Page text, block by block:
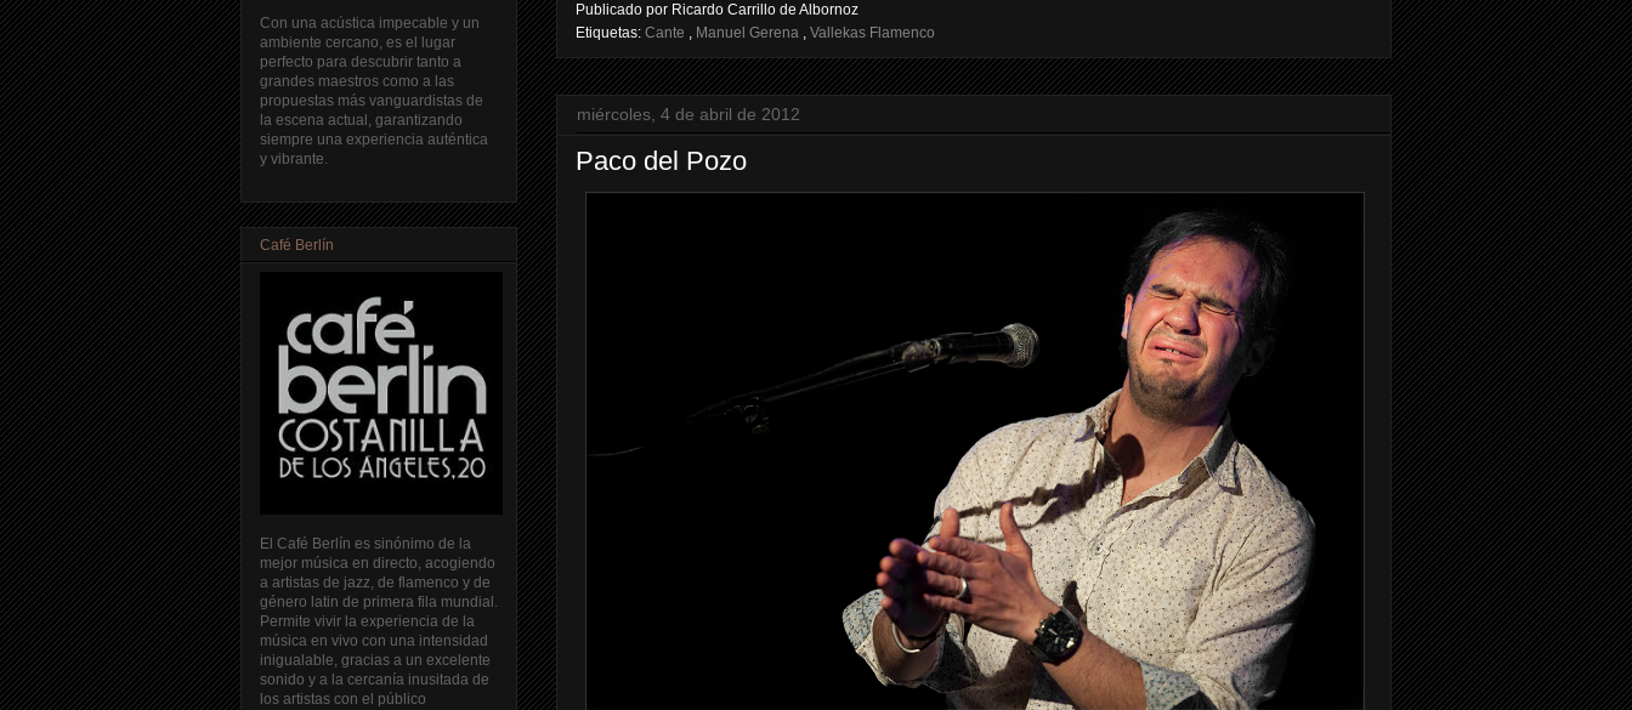
Publicado por Ricardo Carrillo de Albornoz
Etiquetas: Cante , Manuel Gerena , Vallekas Flamenco
miércoles, 4 de abril de 2012
Paco del Pozo
Con una acústica impecable y un
ambiente cercano, es el lugar
perfecto para descubrir tanto a
grandes maestros como a las
propuestas más vanguardistas de
la escena actual, garantizando
siempre una experiencia auténtica
y vibrante.
Café Berlín
El Café Berlín es sinónimo de la
mejor música en directo, acogiendo
a artistas de jazz, de flamenco y de
género latin de primera fila mundial.
Permite vivir la experiencia de la
música en vivo con una intensidad
inigualable, gracias a un excelente
sonido y a la cercanía inusitada de
los artistas con el público